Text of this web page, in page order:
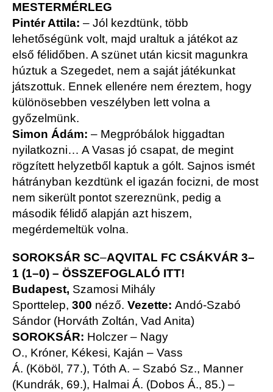
MESTERMÉRLEG
Pintér Attila: – Jól kezdtünk, több
lehetőségünk volt, majd uraltuk a játékot az
első félidőben. A szünet után kicsit magunkra
húztuk a Szegedet, nem a saját játékunkat
játszottuk. Ennek ellenére nem éreztem, hogy
különösebben veszélyben lett volna a
győzelmünk.
Simon Ádám: – Megpróbálok higgadtan
nyilatkozni… A Vasas jó csapat, de megint
rögzített helyzetből kaptuk a gólt. Sajnos ismét
hátrányban kezdtünk el igazán focizni, de most
nem sikerült pontot szereznünk, pedig a
második félidő alapján azt hiszem,
megérdemeltük volna.
SOROKSÁR SC–AQVITAL FC CSÁKVÁR 3–
1 (1–0) – ÖSSZEFOGLALÓ ITT!
Budapest, Szamosi Mihály
Sporttelep, 300 néző. Vezette: Andó-Szabó
Sándor (Horváth Zoltán, Vad Anita)
SOROKSÁR: Holczer – Nagy
O., Króner, Kékesi, Kaján – Vass
Á. (Köböl, 77.), Tóth A. – Szabó Sz., Manner
(Kundrák, 69.), Halmai Á. (Dobos Á., 85.) –